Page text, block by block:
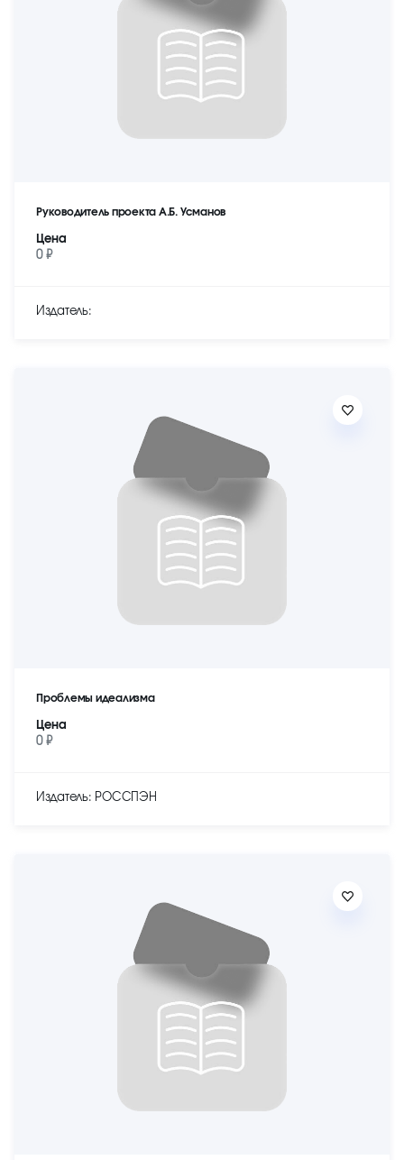
Руководитель проекта А.Б. Усманов
Цена
0 ₽
Издатель:
Проблемы идеализма
Цена
0 ₽
Издатель: РОССПЭН